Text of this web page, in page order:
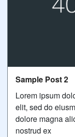
Sample Post 2
Lorem ipsum
elit, sed do
dolore magna
nostrud ex